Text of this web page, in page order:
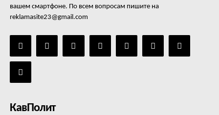
вашем смартфоне. По всем вопросам пишите на
reklamasite23@gmail.com
КавПолит